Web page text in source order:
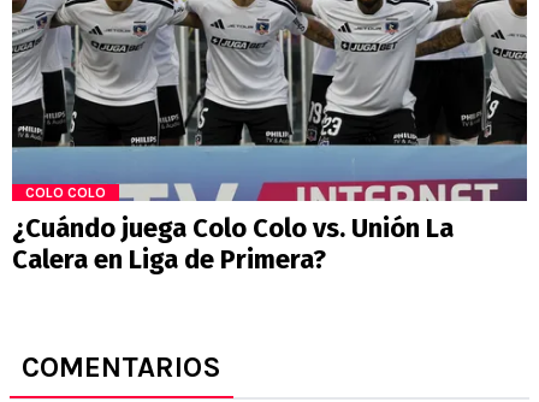
COLO COLO
¿Cuándo juega Colo Colo vs. Unión La
Calera en Liga de Primera?
COMENTARIOS